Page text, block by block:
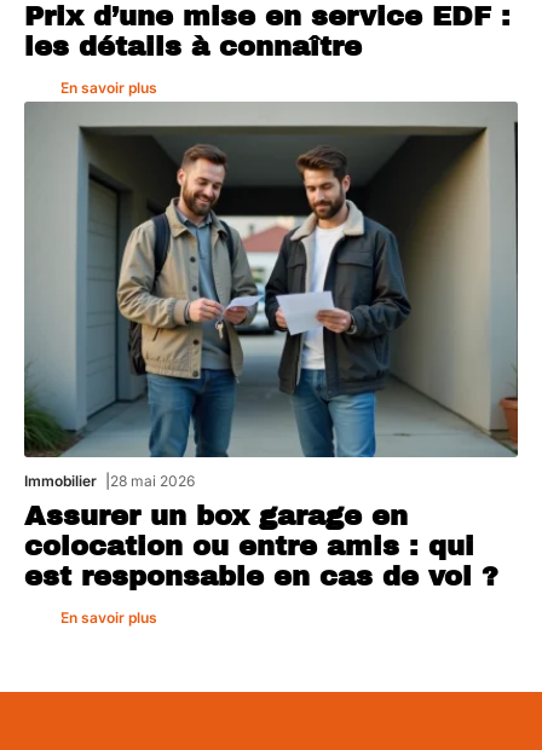
Prix d’une mise en service EDF :
les détails à connaître
En savoir plus
Immobilier 28 mai 2026
Assurer un box garage en
colocation ou entre amis : qui
est responsable en cas de vol ?
En savoir plus